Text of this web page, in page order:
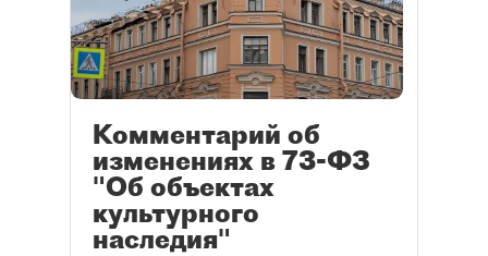
Комментарий об
изменениях в 73-ФЗ
"Об объектах
культурного
наследия"